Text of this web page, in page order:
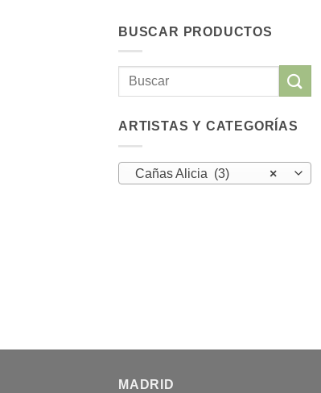
BUSCAR PRODUCTOS
Buscar
ARTISTAS Y CATEGORÍAS
×
Cañas Alicia (3)
MADRID